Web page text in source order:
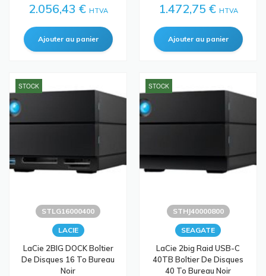
2.056,43 € HTVA 1.472,75 € HTVA
STOCK
STLG16000400
LACIE
LaCie 2BIG DOCK Boîtier
De Disques 16 To Bureau
Noir
STOCK
STHJ40000800
SEAGATE
LaCie 2big Raid USB-C
40TB Boîtier De Disques
40 To Bureau Noir